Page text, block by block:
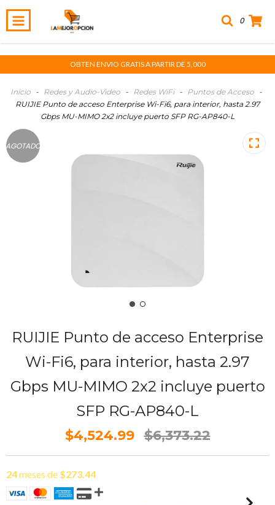
0
OBTEN ENVIO GRATIS A PARTIR DE 5,000
Inicio - Redes y Audio-Video - Redes WiFi - Puntos de Acceso
-
RUIJIE Punto de acceso Enterprise Wi-Fi6, para interior, hasta 2.97
Gbps MU-MIMO 2x2 incluye puerto SFP RG-AP840-L
AGOTADO
RUIJIE Punto de acceso Enterprise
Wi-Fi6, para interior, hasta 2.97
Gbps MU-MIMO 2x2 incluye puerto
SFP RG-AP840-L
$4,524.99 $6,373.22
24meses de $273.44